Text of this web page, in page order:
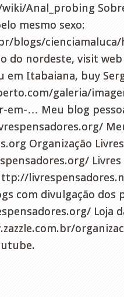
Anal_probing
mesmo sexo:
blogs/
do nordeste, visit
Itabaiana, buy
galeria/
em-… Meu blog
Organização
Livres
com divulgação dos
Loja